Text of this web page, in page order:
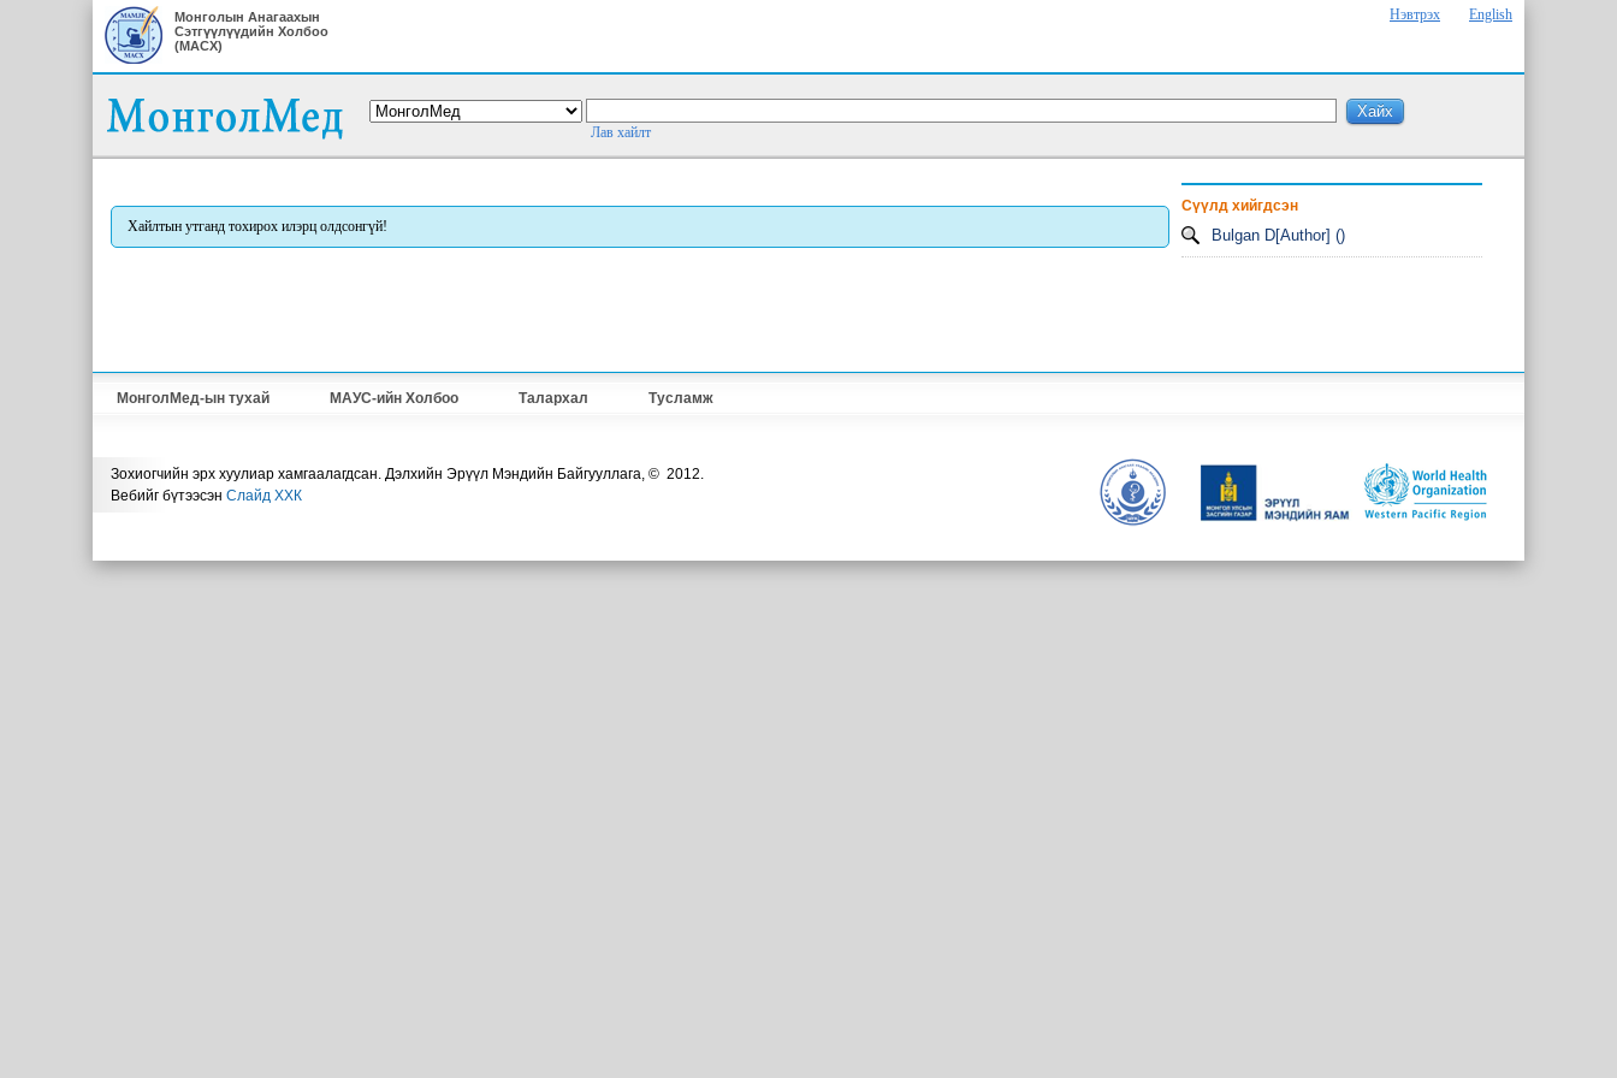
Монголын Анагаахын
Сэтгүүлүүдийн Холбоо
(МАСХ)
Нэвтрэх English
Лав хайлт
Хайлтын утганд тохирох илэрц олдсонгүй!
Сүүлд хийгдсэн
Bulgan D[Author] ()
МонголМед-ын тухай МАУС-ийн Холбоо Талархал Тусламж
Зохиогчийн эрх хуулиар хамгаалагдсан. Дэлхийн Эрүүл Мэндийн Байгууллага, © 2012.
Вебийг бүтээсэн Слайд ХХК